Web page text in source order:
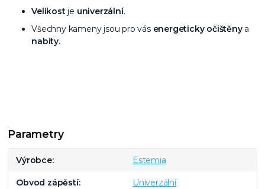
Velikostje univerzální.
Všechny kameny jsou pro vás energeticky očištěnya
nabity.
Parametry
Výrobce Estemia
Obvod zápěstí Univerzální